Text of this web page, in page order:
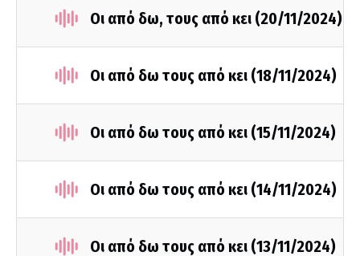
Οι από δω, τους από κει (20/11/2024)
Οι από δω τους από κει (18/11/2024)
Οι από δω τους από κει (15/11/2024)
Οι από δω τους από κει (14/11/2024)
Οι από δω τους από κει (13/11/2024)